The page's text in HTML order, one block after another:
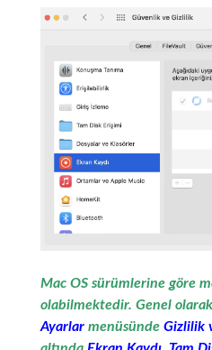
Mac OS sürümlerine göre
olabilmektedir. Genel
Ayarlarmenüsünde Gizlilik